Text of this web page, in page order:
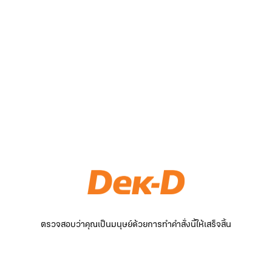
ตรวจสอบว่าคุณเป็นมนุษย์ด้วยการทำคำสั่งนี้ให้เสร็จสิ้น